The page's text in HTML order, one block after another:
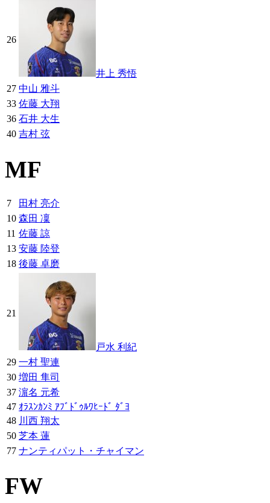
26
井上 秀悟
27 中山 雅斗
33 佐藤 大翔
36 石井 大生
40 吉村 弦
MF
7
田村 亮介
10 森田 凜
11 佐藤 諒
13 安藤 陸登
18 後藤 卓磨
21
戸水 利紀
29 一村 聖連
30 増田 隼司
37 濵名 元希
47 ｵﾗｽﾝｶﾝﾐ ｱﾌﾞﾄﾞｩﾙﾜﾋｰﾄﾞ ﾀﾞﾖ
48 川西 翔太
50 芝本 蓮
77 ナンティパット・チャイマン
FW